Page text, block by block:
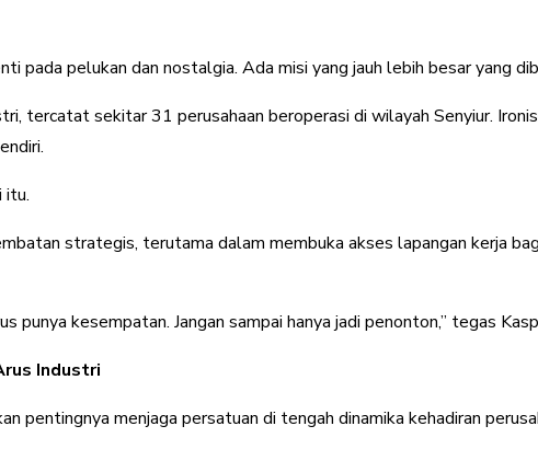
pada pelukan dan nostalgia. Ada misi yang jauh lebih besar yang
tercatat sekitar 31 perusahaan beroperasi di wilayah Senyiur.
itu.
strategis, terutama dalam membuka akses lapangan kerja
punya kesempatan. Jangan sampai hanya jadi penonton,” tegas
Industri
pentingnya menjaga persatuan di tengah dinamika kehadiran